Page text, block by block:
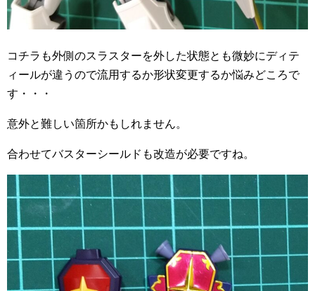
コチラも外側のスラスターを外した状態とも微妙にディテ
ィールが違うので流用するか形状変更するか悩みどころで
す・・・
意外と難しい箇所かもしれません。
合わせてバスターシールドも改造が必要ですね。